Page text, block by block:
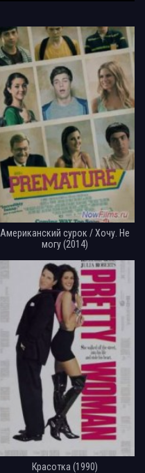
Американский сурок / Хочу. Не
могу (2014)
Красотка (1990)